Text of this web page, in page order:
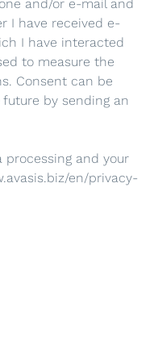
and/or e-mail and
I have received e-
I have interacted
to measure the
Consent can be
by sending an
and your
en/privacy-